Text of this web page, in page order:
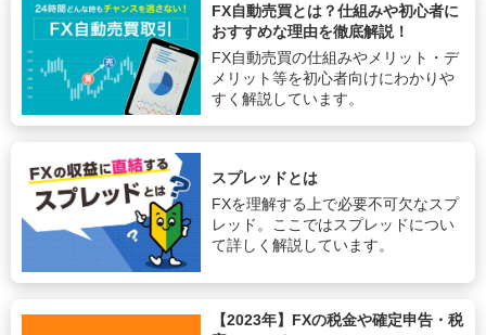
FX自動売買とは？仕組みや初心者に
おすすめな理由を徹底解説！
FX自動売買の仕組みやメリット・デ
メリット等を初心者向けにわかりや
すく解説しています。
スプレッドとは
FXを理解する上で必要不可欠なスプ
レッド。ここではスプレッドについ
て詳しく解説しています。
【2023年】FXの税金や確定申告・税